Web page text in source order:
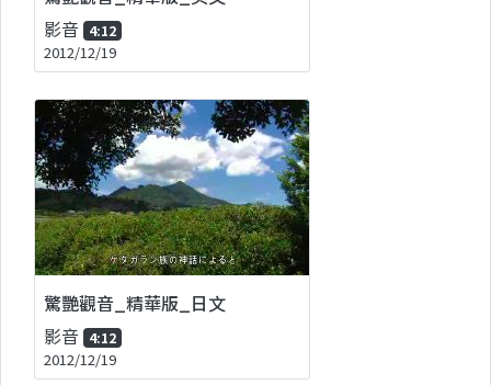
影音 4:12
2012/12/19
驚艷觀音_精華版_日文
影音 4:12
2012/12/19